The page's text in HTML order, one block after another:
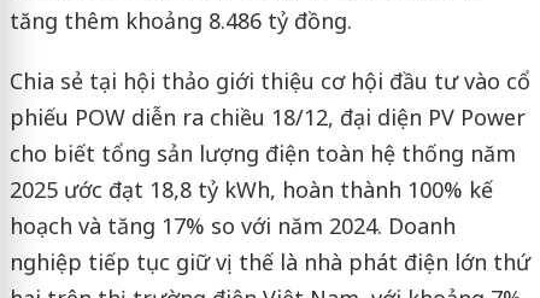
tăng thêm khoảng 8.486 tỷ đồng.
Chia sẻ tại hội thảo giới thiệu cơ hội đầu tư vào cổ
phiếu POW diễn ra chiều 18/12, đại diện PV Power
cho biết tổng sản lượng điện toàn hệ thống năm
2025 ước đạt 18,8 tỷ kWh, hoàn thành 100% kế
hoạch và tăng 17% so với năm 2024. Doanh
nghiệp tiếp tục giữ vị thế là nhà phát điện lớn thứ